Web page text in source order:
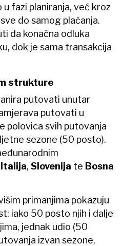
fazi planiranja, već kroz
do samog plaćanja.
da konačna odluka
dok je sama transakcija
strukture
putovati unutar
putovati u
polovica svih putovanja
sezone (50 posto).
Italija, Slovenija te Bosna
primanjima pokazuju
iako 50 posto njih i dalje
jednak udio (50
izvan sezone,